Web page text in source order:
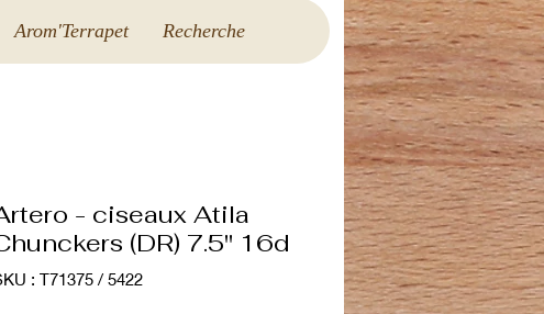
Arom'Terrapet Recherche
- ciseaux Atila
(DR) 7.5" 16d
: T71375 / 5422